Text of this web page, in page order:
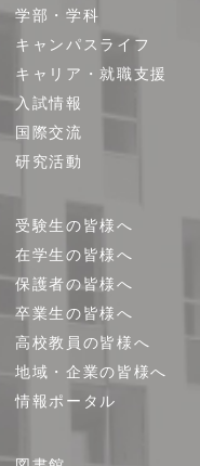
ト
プ
学部・学科
キャンパスライフ
キャリア・就職支援
入試情報
国際交流
研究活動
受験生の皆様へ
在学生の皆様へ
保護者の皆様へ
卒業生の皆様へ
高校教員の皆様へ
地域・企業の皆様へ
情報ポータル